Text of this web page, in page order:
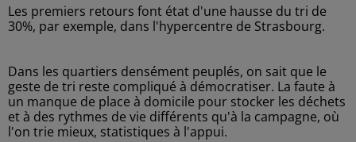
Les premiers retours font état d'une hausse du tri de
30%, par exemple, dans l'hypercentre de Strasbourg.
Dans les quartiers densément peuplés, on sait que le
geste de tri reste compliqué à démocratiser. La faute à
un manque de place à domicile pour stocker les déchets
et à des rythmes de vie différents qu'à la campagne, où
l'on trie mieux, statistiques à l'appui.